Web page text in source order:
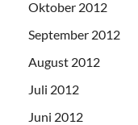
Oktober 2012
September 2012
August 2012
Juli 2012
Juni 2012